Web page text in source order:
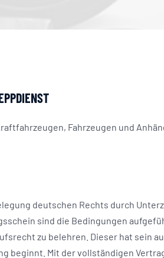
Fahrzeugen und
deutschen Rechts durch
sind die Bedingungen
zu belehren. Dieser hat sein
beginnt. Mit der vollständigen